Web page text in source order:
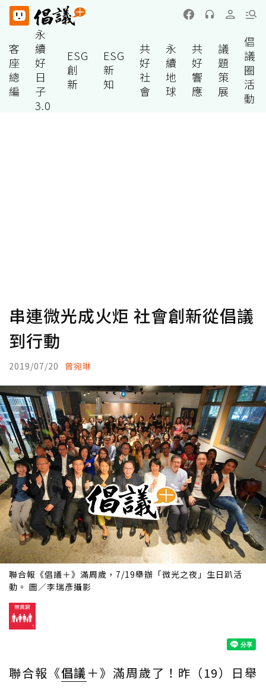
客
座
總
編
永
續
好
日
子
3.0
ESG
創
新
ESG
新
知
共
好
社
會
永
續
地
球
共
好
響
應
議
題
策
展
倡
議
圈
活
動
串連微光成火炬 社會創新從倡議
到行動
2019/07/20 曾宛琳
聯合報《倡議＋》滿周歲，7/19舉辦「微光之夜」生日趴活
動。 圖／李瑞彥攝影
聯合報《倡議＋》滿周歲了！昨（19）日舉